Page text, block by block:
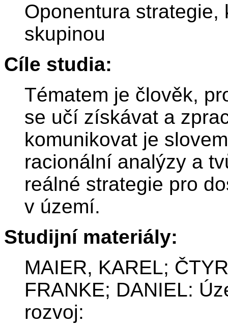
Oponentura
skupinou
Cíle studia:
Tématem je člověk,
se učí získávat a
komunikovat je
racionální analýzy a
reálné strategie pro
v území.
Studijní materiály:
MAIER, KAREL;
FRANKE; DANIEL:
rozvoj: